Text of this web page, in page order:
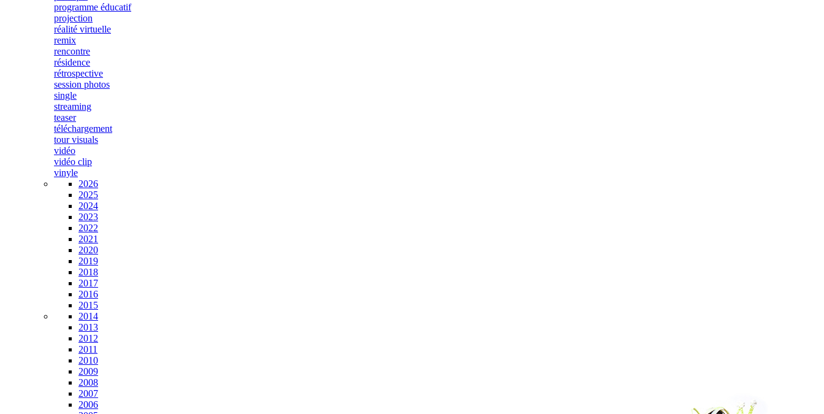
programme éducatif
projection
réalité virtuelle
remix
rencontre
résidence
rétrospective
session photos
single
streaming
teaser
téléchargement
tour visuals
vidéo
vidéo clip
vinyle
2026
2025
2024
2023
2022
2021
2020
2019
2018
2017
2016
2015
2014
2013
2012
2011
2010
2009
2008
2007
2006